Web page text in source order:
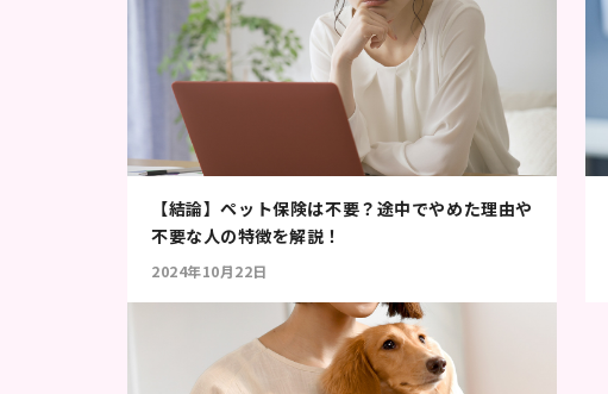
【結論】ペット保険は不要？途中でやめた理由や
不要な人の特徴を解説！
2024年10月22日